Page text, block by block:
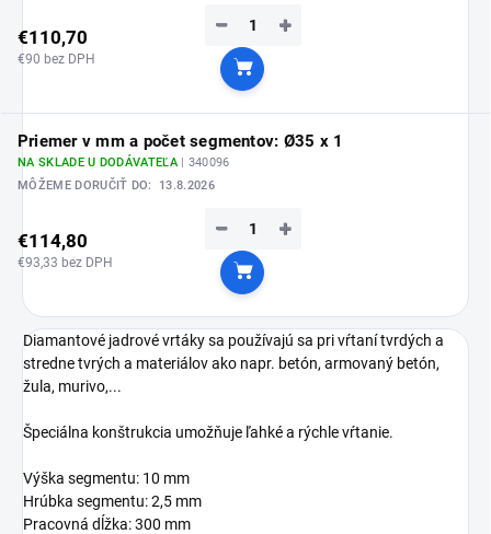
€110,70
€90 bez DPH
+
−
Do košíka
Priemer v mm a počet segmentov: Ø35 x 1
NA SKLADE U DODÁVATEĽA | 340096
MÔŽEME DORUČIŤ DO:
13.8.2026
€114,80
€93,33 bez DPH
+
−
Do košíka
Diamantové jadrové vrtáky sa používajú sa pri vŕtaní tvrdých a
stredne tvrých a materiálov ako napr. betón, armovaný betón,
žula, murivo,...
Špeciálna konštrukcia umožňuje ľahké a rýchle vŕtanie.
Výška segmentu: 10 mm
Hrúbka segmentu: 2,5 mm
Pracovná dĺžka: 300 mm